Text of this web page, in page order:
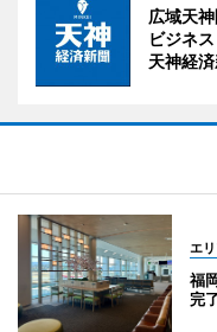
広域天
ビジネ
天神経
エ
福
完